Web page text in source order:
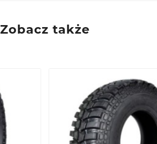
Zobacz także